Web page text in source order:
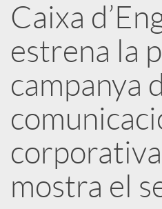
b
l
i
c
a
Caixa
estrena la
campanya
mostra el